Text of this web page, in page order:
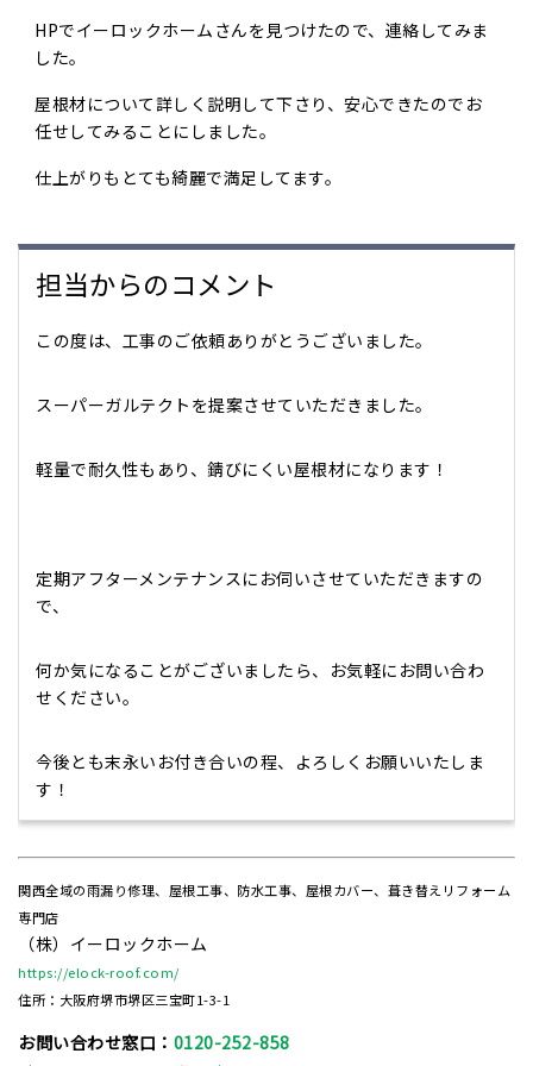
HPでイーロックホームさんを見つけたので、連絡してみま
した。
屋根材について詳しく説明して下さり、安心できたのでお
任せしてみることにしました。
仕上がりもとても綺麗で満足してます。
担当からのコメント
この度は、工事のご依頼ありがとうございました。
スーパーガルテクトを提案させていただきました。
軽量で耐久性もあり、錆びにくい屋根材になります！
定期アフターメンテナンスにお伺いさせていただきますの
で、
何か気になることがございましたら、お気軽にお問い合わ
せください。
今後とも末永いお付き合いの程、よろしくお願いいたしま
す！
関西全域の雨漏り修理、屋根工事、防水工事、屋根カバー、葺き替えリフォーム
専門店
（株）イーロックホーム
https://elock-roof.com/
住所：大阪府堺市堺区三宝町1-3-1
お問い合わせ窓口： 0120-252-858